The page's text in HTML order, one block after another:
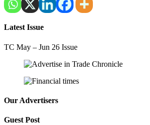
Latest Issue
TC May – Jun 26 Issue
Our Advertisers
Guest Post